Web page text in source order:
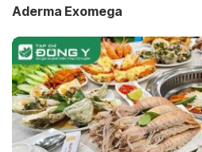
Aderma Exomega